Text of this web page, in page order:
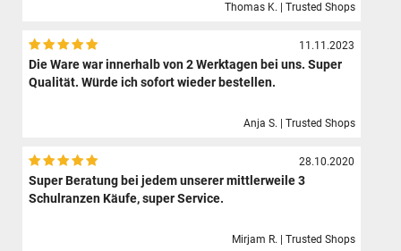
Thomas K. | Trusted Shops
11.11.2023
Die Ware war innerhalb von 2 Werktagen bei uns. Super
Qualität. Würde ich sofort wieder bestellen.
Anja S. | Trusted Shops
28.10.2020
Super Beratung bei jedem unserer mittlerweile 3
Schulranzen Käufe, super Service.
Mirjam R. | Trusted Shops